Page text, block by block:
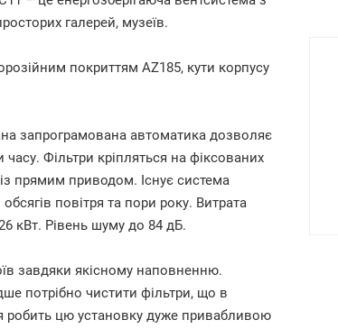
галерей, музеїв.
покриттям AZ185, кути корпусу
запрограмована автоматика дозволяє
Фільтри кріпляться на фіксованих
прямим приводом. Існує система
повітря та пори року. Витрата
кВт. Рівень шуму до 84 дБ.
завдяки якісному наповненню.
потрібно чистити фільтри, що в
робить цю установку дуже привабливою